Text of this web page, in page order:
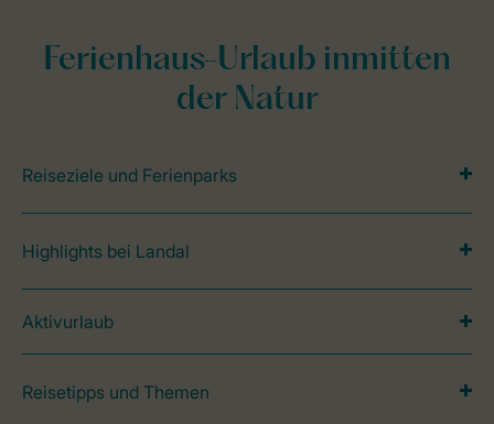
Ferienhaus-Urlaub inmitten
der Natur
Reiseziele und Ferienparks
Highlights bei Landal
Aktivurlaub
Reisetipps und Themen